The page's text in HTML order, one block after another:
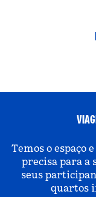
Temos o espaço
precisa para a
seus
quartos